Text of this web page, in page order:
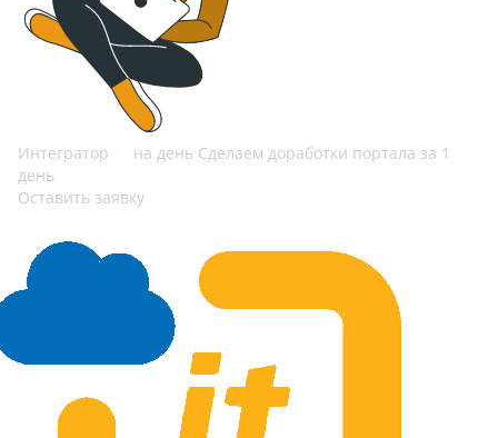
Интегратор на день Сделаем доработки портала за 1
день
Оставить заявку